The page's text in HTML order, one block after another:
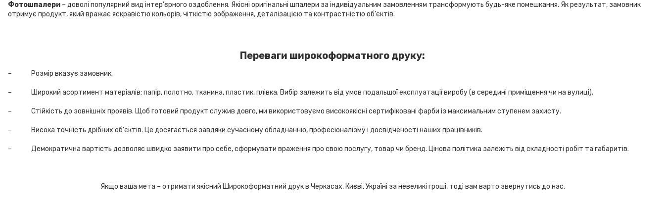
Фотошпалери – доволі популярний вид інтер’єрного оздоблення. Якісні оригінальні шпалери за індивідуальним замовленням трансформують будь-яке помешкання. Як результат, замовник
отримує продукт, який вражає яскравістю кольорів, чіткістю зображення, деталізацією та контрастністю об’єктів.
Переваги широкоформатного друку:
– Розмір вказує замовник.
– Широкий асортимент матеріалів: папір, полотно, тканина, пластик, плівка. Вибір залежить від умов подальшої експлуатації виробу (в середині приміщення чи на вулиці).
– Стійкість до зовнішніх проявів. Щоб готовий продукт служив довго, ми використовуємо високоякісні сертифіковані фарби із максимальним ступенем захисту.
– Висока точність дрібних об’єктів. Це досягається завдяки сучасному обладнанню, професіоналізму і досвідченості наших працівників.
– Демократична вартість дозволяє швидко заявити про себе, сформувати враження про свою послугу, товар чи бренд. Цінова політика залежіть від складності робіт та габаритів.
Якщо ваша мета – отримати якісний Широкоформатний друк в Черкасах, Києві, Україні за невеликі гроші, тоді вам варто звернутись до нас.